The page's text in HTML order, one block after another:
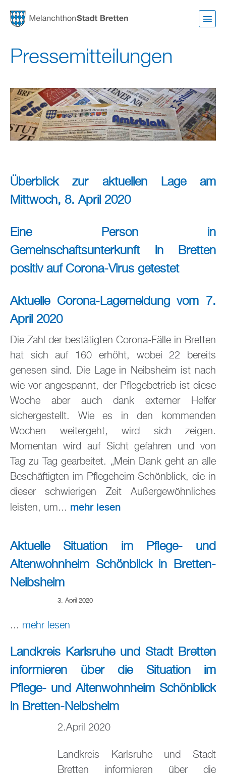
Pressemitteilungen
Überblick zur aktuellen Lage am
Mittwoch, 8. April 2020
Eine Person in
Gemeinschaftsunterkunft in Bretten
positiv auf Corona-Virus getestet
Aktuelle Corona-Lagemeldung vom 7.
April 2020
Die Zahl der bestätigten Corona-Fälle in Bretten
hat sich auf 160 erhöht, wobei 22 bereits
genesen sind. Die Lage in Neibsheim ist nach
wie vor angespannt, der Pflegebetrieb ist diese
Woche aber auch dank externer Helfer
sichergestellt. Wie es in den kommenden
Wochen weitergeht, wird sich zeigen.
Momentan wird auf Sicht gefahren und von
Tag zu Tag gearbeitet. „Mein Dank geht an alle
Beschäftigten im Pflegeheim Schönblick, die in
dieser schwierigen Zeit Außergewöhnliches
leisten, um... mehr lesen
Aktuelle Situation im Pflege- und
Altenwohnheim Schönblick in Bretten-
Neibsheim
3. April 2020
... mehr lesen
Landkreis Karlsruhe und Stadt Bretten
informieren über die Situation im
Pflege- und Altenwohnheim Schönblick
in Bretten-Neibsheim
2.April 2020
Landkreis Karlsruhe und Stadt
Bretten informieren über die